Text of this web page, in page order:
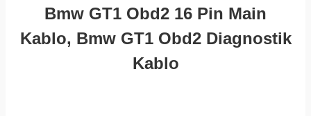
Bmw GT1 Obd2 16 Pin Main
Kablo, Bmw GT1 Obd2 Diagnostik
Kablo